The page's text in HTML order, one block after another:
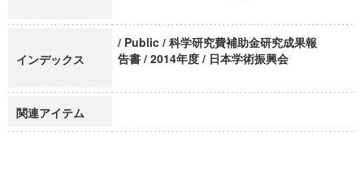
インデックス
/ Public / 科学研究費補助金研究成果報
告書 / 2014年度 / 日本学術振興会
関連アイテム